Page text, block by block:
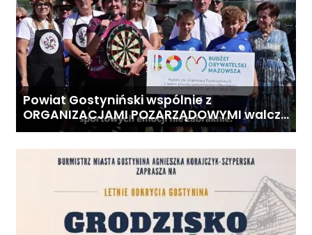
Powiat Gostyniński wspólnie z
ORGANIZACJAMI POZARZĄDOWYMI walczą
o środki z Budżetu Obywatelskiego
terenu!